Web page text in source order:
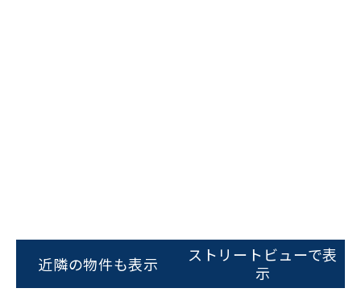
スムーズにご案内できます
0120-620-213
近隣の物件も表示
ストリートビューで表
示